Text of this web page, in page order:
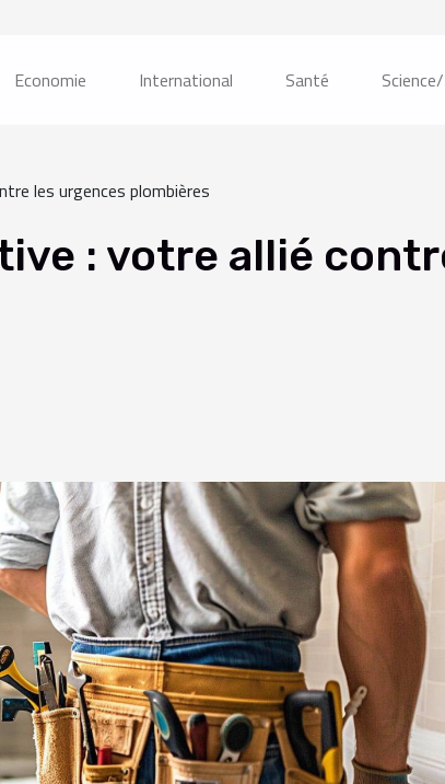
Economie International Santé
les urgences plombières
: votre allié